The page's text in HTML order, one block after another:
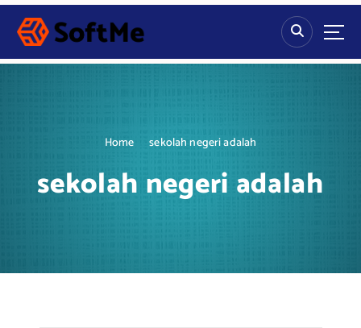
S
p
Home sekolah negeri adalah
sekolah negeri adalah